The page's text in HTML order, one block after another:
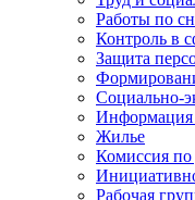
Работы по
Контроль в
Защита
Социально-
Информация
Жилье
Комиссия по
Рабочая